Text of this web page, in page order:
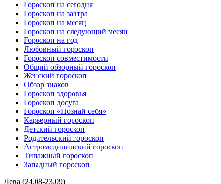
Гороскоп на сегодня
Гороскоп на завтра
Гороскоп на месяц
Гороскоп на следующий месяц
Гороскоп на год
Любовный гороскоп
Гороскоп совместимости
Общий обзорный гороскоп
Женский гороскоп
Обзор знаков
Гороскоп здоровья
Гороскоп досуга
Гороскоп «Познай себя»
Карьерный гороскоп
Детский гороскоп
Родительский гороскоп
Астромедицинский гороскоп
Типажный гороскоп
Западный гороскоп
Дева (24.08-23.09)